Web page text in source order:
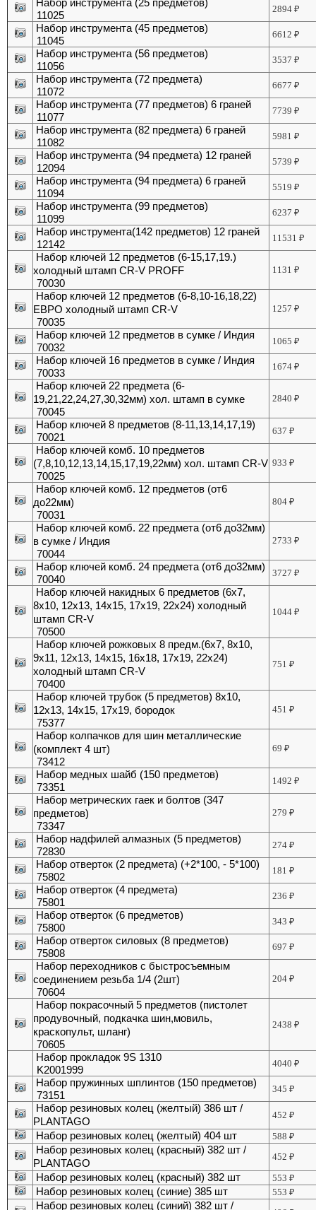
Набор инструмента (25 предметов)
11025
2894₽
Набор инструмента (45 предметов)
11045
6612₽
Набор инструмента (56 предметов)
11056
3537₽
Набор инструмента (72 предмета)
11072
6677₽
Набор инструмента (77 предметов) 6 граней
11077
7739₽
Набор инструмента (82 предмета) 6 граней
11082
5981₽
Набор инструмента (94 предмета) 12 граней
12094
5739₽
Набор инструмента (94 предмета) 6 граней
11094
5519₽
Набор инструмента (99 предметов)
11099
6237₽
Набор инструмента(142 предметов) 12 граней
12142
11531₽
Набор ключей 12 предметов (6-15,17,19.)
холодный штамп CR-V PROFF
70030
1131₽
Набор ключей 12 предметов (6-8,10-16,18,22)
ЕВРО холодный штамп CR-V
70035
1257₽
Набор ключей 12 предметов в сумке / Индия
70032
1065₽
Набор ключей 16 предметов в сумке / Индия
70033
1674₽
Набор ключей 22 предмета (6-
19,21,22,24,27,30,32мм) хол. штамп в сумке
70045
2840₽
Набор ключей 8 предметов (8-11,13,14,17,19)
70021
637₽
Набор ключей комб. 10 предметов
(7,8,10,12,13,14,15,17,19,22мм) хол. штамп CR-V
70025
933₽
Набор ключей комб. 12 предметов (от6
до22мм)
70031
804₽
Набор ключей комб. 22 предмета (от6 до32мм)
в сумке / Индия
70044
2733₽
Набор ключей комб. 24 предмета (от6 до32мм)
70040
3727₽
Набор ключей накидных 6 предметов (6х7,
8х10, 12х13, 14х15, 17х19, 22х24) холодный
штамп CR-V
70500
1044₽
Набор ключей рожковых 8 предм.(6х7, 8х10,
9х11, 12х13, 14х15, 16х18, 17х19, 22х24)
холодный штамп CR-V
70400
751₽
Набор ключей трубок (5 предметов) 8x10,
12х13, 14x15, 17x19, бородок
75377
451₽
Набор колпачков для шин металлические
(комплект 4 шт)
73412
69₽
Набор медных шайб (150 предметов)
73351
1492₽
Набор метрических гаек и болтов (347
предметов)
73347
279₽
Набор надфилей алмазных (5 предметов)
72830
274₽
Набор отверток (2 предмета) (+2*100, - 5*100)
75802
181₽
Набор отверток (4 предмета)
75801
236₽
Набор отверток (6 предметов)
75800
343₽
Набор отверток силовых (8 предметов)
75808
697₽
Набор переходников с быстросъемным
соединением резьба 1/4 (2шт)
70604
204₽
Набор покрасочный 5 предметов (пистолет
продувочный, подкачка шин,мовиль,
краскопульт, шланг)
70605
2438₽
Набор прокладок 9S 1310
K2001999
4040₽
Набор пружинных шплинтов (150 предметов)
73151
345₽
Набор резиновых колец (желтый) 386 шт /
PLANTAGO
452₽
Набор резиновых колец (желтый) 404 шт 588₽
Набор резиновых колец (красный) 382 шт /
PLANTAGO
452₽
Набор резиновых колец (красный) 382 шт 553₽
Набор резиновых колец (синие) 385 шт 553₽
Набор резиновых колец (синий) 382 шт /